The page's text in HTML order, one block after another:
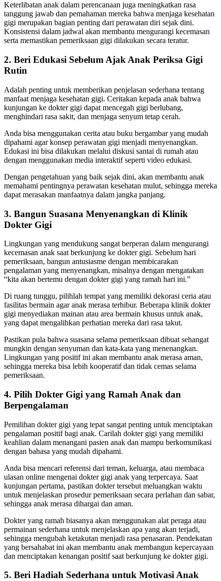
Keterlibatan anak dalam perencanaan juga meningkatkan rasa
tanggung jawab dan pemahaman mereka bahwa menjaga kesehatan
gigi merupakan bagian penting dari perawatan diri sejak dini.
Konsistensi dalam jadwal akan membantu mengurangi kecemasan
serta memastikan pemeriksaan gigi dilakukan secara teratur.
2. Beri Edukasi Sebelum Ajak Anak Periksa Gigi
Rutin
Adalah penting untuk memberikan penjelasan sederhana tentang
manfaat menjaga kesehatan gigi. Ceritakan kepada anak bahwa
kunjungan ke dokter gigi dapat mencegah gigi berlubang,
menghindari rasa sakit, dan menjaga senyum tetap cerah.
Anda bisa menggunakan cerita atau buku bergambar yang mudah
dipahami agar konsep perawatan gigi menjadi menyenangkan.
Edukasi ini bisa dilakukan melalui diskusi santai di rumah atau
dengan menggunakan media interaktif seperti video edukasi.
Dengan pengetahuan yang baik sejak dini, akan membantu anak
memahami pentingnya perawatan kesehatan mulut, sehingga mereka
dapat merasakan manfaatnya dalam jangka panjang.
3. Bangun Suasana Menyenangkan di Klinik
Dokter Gigi
Lingkungan yang mendukung sangat berperan dalam mengurangi
kecemasan anak saat berkunjung ke dokter gigi. Sebelum hari
pemeriksaan, bangun antusiasme dengan membicarakan
pengalaman yang menyenangkan, misalnya dengan mengatakan
“kita akan bertemu dengan dokter gigi yang ramah hari ini.”
Di ruang tunggu, pilihlah tempat yang memiliki dekorasi ceria atau
fasilitas bermain agar anak merasa terhibur. Beberapa klinik dokter
gigi menyediakan mainan atau area bermain khusus untuk anak,
yang dapat mengalihkan perhatian mereka dari rasa takut.
Pastikan pula bahwa suasana selama pemeriksaan dibuat sehangat
mungkin dengan senyuman dan kata-kata yang menenangkan.
Lingkungan yang positif ini akan membantu anak merasa aman,
sehingga mereka bisa lebih kooperatif dan tidak cemas selama
pemeriksaan.
4. Pilih Dokter Gigi yang Ramah Anak dan
Berpengalaman
Pemilihan dokter gigi yang tepat sangat penting untuk menciptakan
pengalaman positif bagi anak. Carilah dokter gigi yang memiliki
keahlian dalam menangani pasien anak dan mampu berkomunikasi
dengan bahasa yang mudah dipahami.
Anda bisa mencari referensi dari teman, keluarga, atau membaca
ulasan online mengenai dokter gigi anak yang terpercaya. Saat
kunjungan pertama, pastikan dokter tersebut meluangkan waktu
untuk menjelaskan prosedur pemeriksaan secara perlahan dan sabar,
sehingga anak merasa dihargai dan aman.
Dokter yang ramah biasanya akan menggunakan alat peraga atau
permainan sederhana untuk menjelaskan apa yang akan terjadi,
sehingga mengubah ketakutan menjadi rasa penasaran. Pendekatan
yang bersahabat ini akan membantu anak membangun kepercayaan
dan menciptakan kenangan positif saat berkunjung ke dokter gigi.
5. Beri Hadiah Sederhana untuk Motivasi Anak